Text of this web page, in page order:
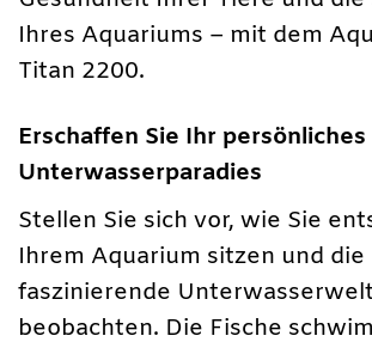
Ihres Aquariums – mit dem
Titan 2200.
Erschaffen Sie Ihr persönliches
Unterwasserparadies
Stellen Sie sich vor, wie Sie
Ihrem Aquarium sitzen und die
faszinierende Unterwasserwelt
beobachten. Die Fische